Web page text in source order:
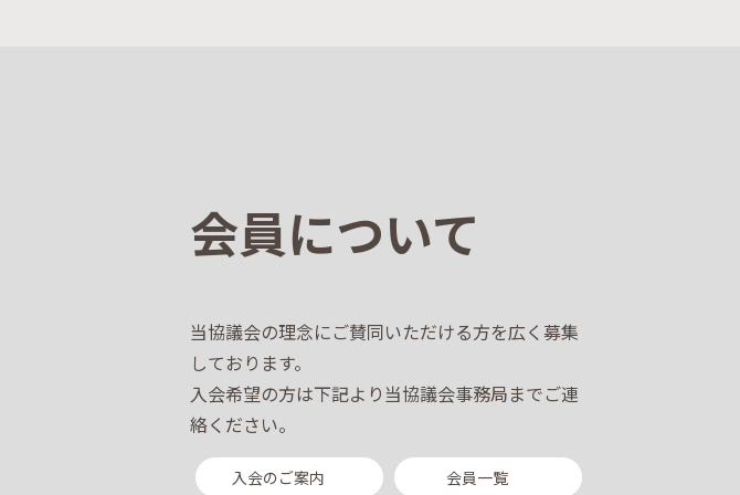
会員について
当協議会の理念にご賛同いただける方を広く募集
しております。
入会希望の方は下記より当協議会事務局までご連
絡ください。
入会のご案内 会員一覧